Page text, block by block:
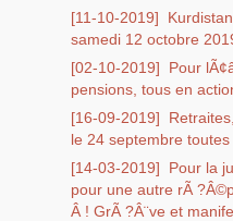
[11-10-2019]
samedi 12 octobre
[02-10-2019]
Pour
pensions, tous en
[16-09-2019]
le 24 septembre
[14-03-2019]
Pour la
pour une autre rÃ
Â ! GrÃ ?Â¨ve et